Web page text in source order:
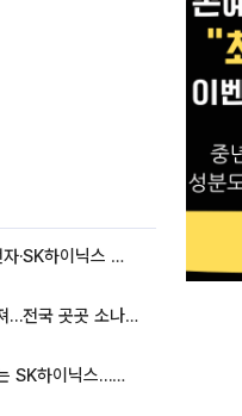
[베스트&워스트] 삼성전자·SK하이닉스 밀린 한 주…상상인증권은 85% 급등
35도 안팎 무더위 이어져…전국 곳곳 소나기 [오늘 날씨]
'불안과 기대 사이' 널뛰는 SK하이닉스…증권가 "HBM4·LTA 기반 펀터멘털 견고"